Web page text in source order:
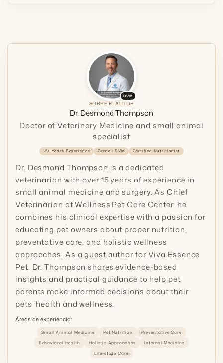
DVM
SOBRE EL AUTOR
Dr. Desmond Thompson
Doctor of Veterinary Medicine and small animal
specialist
15+ Years Experience Cornell DVM Certified Nutritionist
Dr. Desmond Thompson is a dedicated
veterinarian with over 15 years of experience in
small animal medicine and surgery. As Chief
Veterinarian at Wellness Pet Care Center, he
combines his clinical expertise with a passion for
educating pet owners about proper nutrition,
preventative care, and holistic wellness
approaches. As a guest author for Viva Essence
Pet, Dr. Thompson shares evidence-based
insights and practical guidance to help pet
parents make informed decisions about their
pets' health and wellness.
Áreas de experiencia:
Small Animal Medicine Pet Nutrition
Preventative Care
Behavioral Health
Holistic Approaches
Internal Medicine
Life-stage Care